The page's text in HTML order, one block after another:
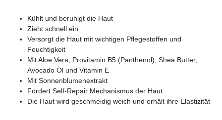
Kühlt und beruhigt die Haut
Zieht schnell ein
Versorgt die Haut mit wichtigen Pflegestoffen und
Feuchtigkeit
Mit Aloe Vera, Provitamin B5 (Panthenol), Shea Butter,
Avocado Öl und Vitamin E
Mit Sonnenblumenextrakt
Fördert Self-Repair Mechanismus der Haut
Die Haut wird geschmeidig weich und erhält ihre Elastizität